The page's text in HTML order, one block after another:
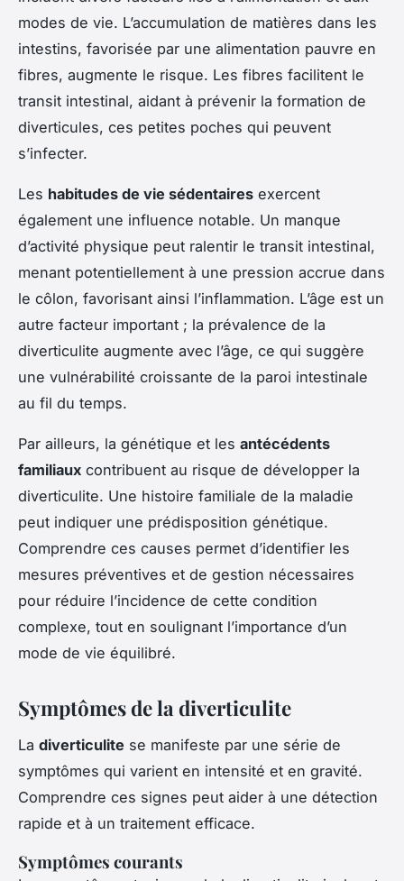
modes de vie. L’accumulation de matières dans les
intestins, favorisée par une alimentation pauvre en
fibres, augmente le risque. Les fibres facilitent le
transit intestinal, aidant à prévenir la formation de
diverticules, ces petites poches qui peuvent
s’infecter.
Les habitudes de vie sédentaires exercent
également une influence notable. Un manque
d’activité physique peut ralentir le transit intestinal,
menant potentiellement à une pression accrue dans
le côlon, favorisant ainsi l’inflammation. L’âge est un
autre facteur important ; la prévalence de la
diverticulite augmente avec l’âge, ce qui suggère
une vulnérabilité croissante de la paroi intestinale
au fil du temps.
Par ailleurs, la génétique et les antécédents
familiaux contribuent au risque de développer la
diverticulite. Une histoire familiale de la maladie
peut indiquer une prédisposition génétique.
Comprendre ces causes permet d’identifier les
mesures préventives et de gestion nécessaires
pour réduire l’incidence de cette condition
complexe, tout en soulignant l’importance d’un
mode de vie équilibré.
Symptômes de la diverticulite
La diverticulite se manifeste par une série de
symptômes qui varient en intensité et en gravité.
Comprendre ces signes peut aider à une détection
rapide et à un traitement efficace.
Symptômes courants